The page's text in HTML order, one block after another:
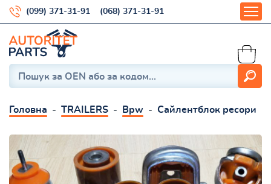
(099) 371-31-91 (068) 371-31-91
Головна TRAILERS Bpw Сайлентблок ресори